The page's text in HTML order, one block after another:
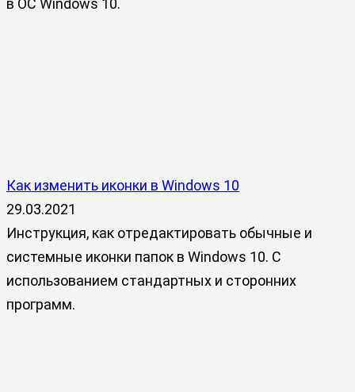
в ОС Windows 10.
Как изменить иконки в Windows 10
29.03.2021
Инструкция, как отредактировать обычные и
системные иконки папок в Windows 10. С
использованием стандартных и сторонних
программ.